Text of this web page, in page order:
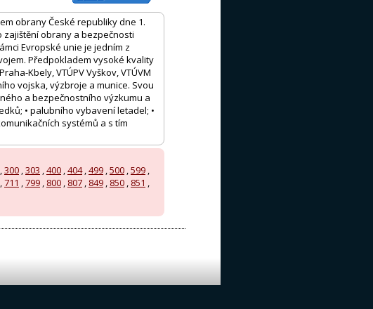
obrany České republiky dne 1.
obrany a bezpečnosti
Evropské unie je jedním z
Předpokladem vysoké kvality
Kbely, VTÚPV Vyškov, VTÚVM
vojska, výzbroje a munice. Svou
a bezpečnostního výzkumu a
• palubního vybavení letadel; •
systémů a s tím
,300 ,303 ,400 ,404,499 ,500 ,599 ,
,711 ,799 , 800 , 807 , 849 , 850 , 851 ,